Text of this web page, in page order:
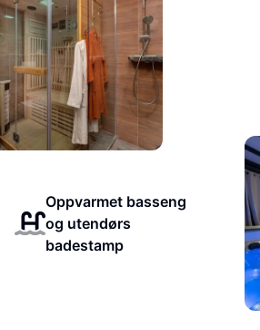
Oppvarmet basseng
og utendørs
badestamp